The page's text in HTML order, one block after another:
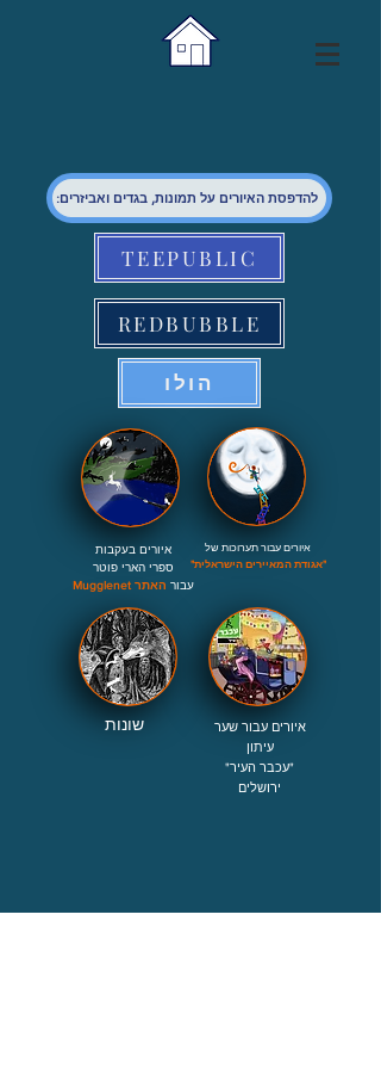
:להדפסת האיורים על תמונות, בגדים ואביזרים
TEEPUBLIC
REDBUBBLE
הולו
איורים עבור תערוכות של
"אגודת המאיירים הישראלית"
איורים בעקבות
ספרי הארי פוטר
עבור האתר Mugglenet
שונות
איורים עבור שער
עיתון
"עכבר העיר"
ירושלים